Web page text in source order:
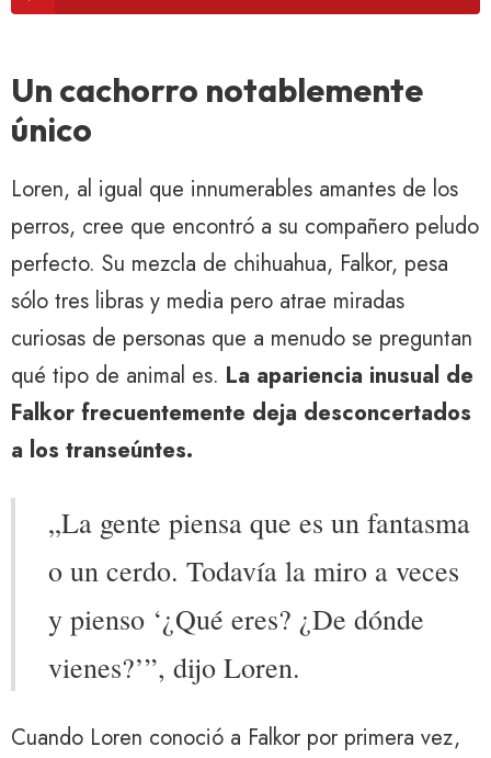
Un cachorro notablemente
único
Loren, al igual que innumerables amantes de los
perros, cree que encontró a su compañero peludo
perfecto. Su mezcla de chihuahua, Falkor, pesa
sólo tres libras y media pero atrae miradas
curiosas de personas que a menudo se preguntan
qué tipo de animal es. La apariencia inusual de
Falkor frecuentemente deja desconcertados
a los transeúntes.
„La gente piensa que es un fantasma
o un cerdo. Todavía la miro a veces
y pienso ‘¿Qué eres? ¿De dónde
vienes?’”, dijo Loren.
Cuando Loren conoció a Falkor por primera vez,